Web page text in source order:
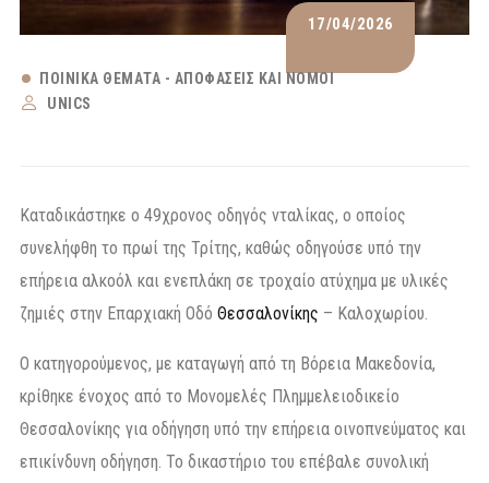
17/04/2026
ΠΟΙΝΙΚΆ ΘΈΜΑΤΑ - ΑΠΟΦΆΣΕΙΣ ΚΑΙ ΝΌΜΟΙ
UNICS
Καταδικάστηκε ο 49χρονος οδηγός νταλίκας, ο οποίος
συνελήφθη το πρωί της Τρίτης, καθώς οδηγούσε υπό την
επήρεια αλκοόλ και ενεπλάκη σε τροχαίο ατύχημα με υλικές
ζημιές στην Επαρχιακή Οδό Θεσσαλονίκης – Καλοχωρίου.
Ο κατηγορούμενος, με καταγωγή από τη Βόρεια Μακεδονία,
κρίθηκε ένοχος από το Μονομελές Πλημμελειοδικείο
Θεσσαλονίκης για οδήγηση υπό την επήρεια οινοπνεύματος και
επικίνδυνη οδήγηση. Το δικαστήριο του επέβαλε συνολική